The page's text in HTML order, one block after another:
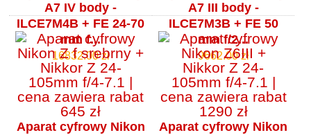
A7 IV body -
ILCE7M4B + FE 24-70
mm f...
16832.00 zł
A7 III body -
ILCE7M3B + FE 50
mm f/2...
9662.00 zł
Aparat cyfrowy Nikon
Aparat cyfrowy Nikon